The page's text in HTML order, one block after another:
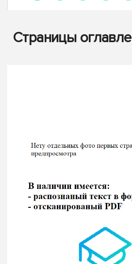
Страницы